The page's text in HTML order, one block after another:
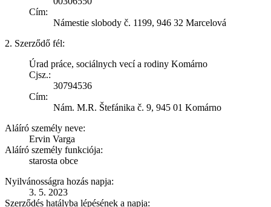
Cím:
Námestie slobody č. 1199, 946 32 Marcelová
2. Szerződő fél:
Úrad práce, sociálnych vecí a rodiny Komárno
Cjsz.:
30794536
Cím:
Nám. M.R. Štefánika č. 9, 945 01 Komárno
Aláíró személy neve:
Ervin Varga
Aláíró személy funkciója:
starosta obce
Nyilvánosságra hozás napja:
3. 5. 2023
Szerződés hatályba lépésének a napja: